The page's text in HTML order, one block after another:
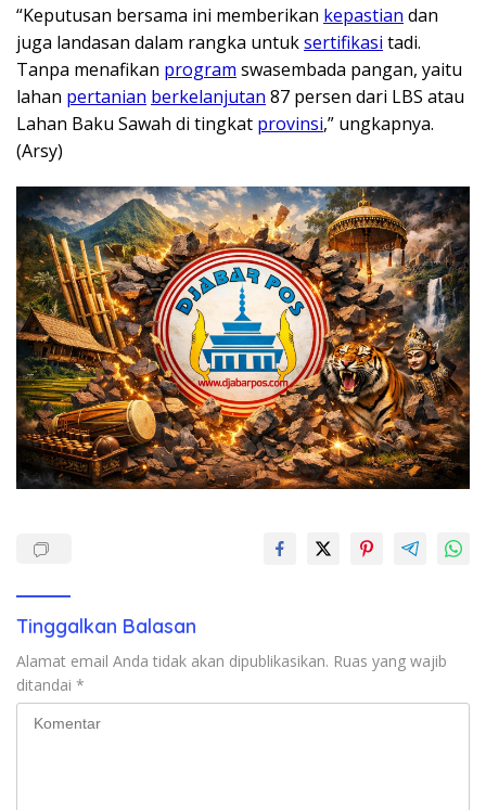
“Keputusan bersama ini memberikan kepastian dan
juga landasan dalam rangka untuksertifikasi tadi.
Tanpa menafikan program swasembada pangan, yaitu
lahan pertanian berkelanjutan 87 persen dari LBS atau
Lahan Baku Sawah di tingkat provinsi,” ungkapnya.
(Arsy)
Tinggalkan Balasan
Alamat email Anda tidak akan dipublikasikan. Ruas yang wajib
ditandai *